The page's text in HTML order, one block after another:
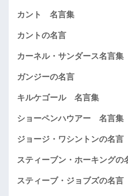
カント 名言集
カントの名言
カーネル・サンダース名言集
ガンジーの名言
キルケゴール 名言集
ショーペンハウアー 名言集
ジョージ・ワシントンの名言
スティーブン・ホーキングの
スティーブ・ジョブズの名言